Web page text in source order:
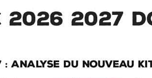
2027
: analyse du nouveau